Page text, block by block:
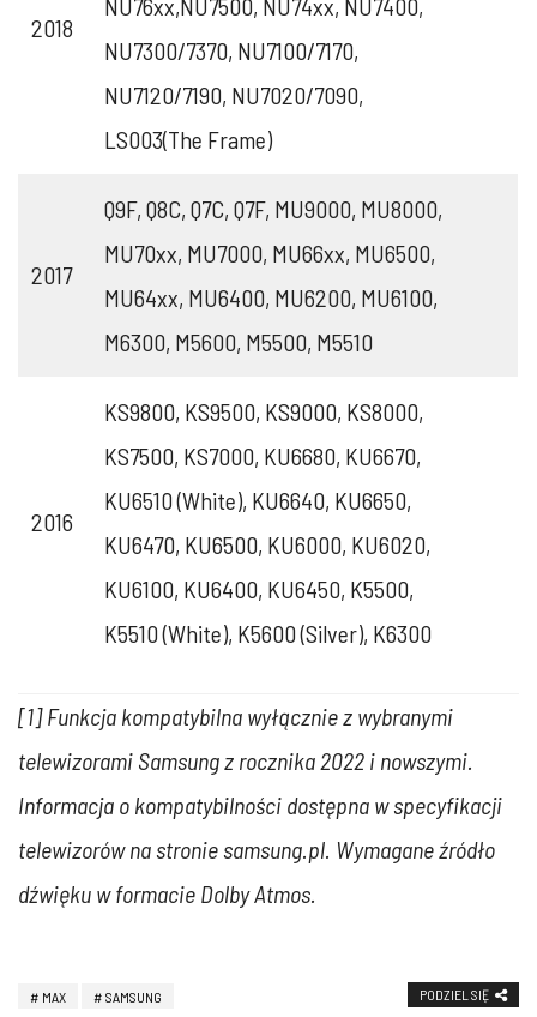
2018
NU7300/7370, NU7100/7170,
NU7120/7190, NU7020/7090,
LS003(The Frame)
2017
Q9F, Q8C, Q7C, Q7F, MU9000, MU8000,
MU70xx, MU7000, MU66xx, MU6500,
MU64xx, MU6400, MU6200, MU6100,
M6300, M5600, M5500, M5510
2016
KS9800, KS9500, KS9000, KS8000,
KS7500, KS7000, KU6680, KU6670,
KU6510 (White), KU6640, KU6650,
KU6470, KU6500, KU6000, KU6020,
KU6100, KU6400, KU6450, K5500,
K5510 (White), K5600 (Silver), K6300
[1] Funkcja kompatybilna wyłącznie z wybranymi
telewizorami Samsung z rocznika 2022 i nowszymi.
Informacja o kompatybilności dostępna w specyfikacji
telewizorów na stronie samsung.pl. Wymagane źródło
dźwięku w formacie Dolby Atmos.
MAX SAMSUNG PODZIEL SIĘ